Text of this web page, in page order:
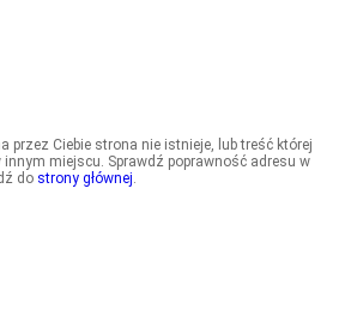
przez Ciebie strona nie istnieje, lub treść której
miejscu. Sprawdź poprawność adresu w
do strony głównej.